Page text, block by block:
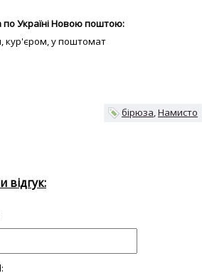
по Україні Новою поштою:
кур'єром, у поштомат
бірюза Намисто